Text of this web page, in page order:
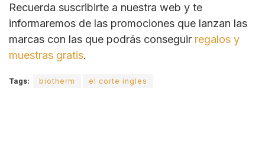
Recuerda suscribirte a nuestra web y te
informaremos de las promociones que lanzan las
marcas con las que podrás conseguir regalos y
muestras gratis.
Tags: biotherm el corte ingles